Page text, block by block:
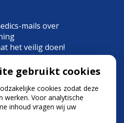
mails over
het veilig doen!
basis voor een gezonde
buitenland? Wees op je
in 2025? Check of
gebruikt cookies
cookies zodat deze
werken. Voor analytische
inhoud vragen wij uw